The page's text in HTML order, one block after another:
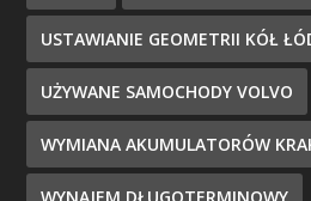
USTAWIANIE GEOMETRII KÓŁ
UŻYWANE SAMOCHODY VOLVO
WYMIANA AKUMULATORÓW
WYNAJEM DŁUGOTERMINOWY